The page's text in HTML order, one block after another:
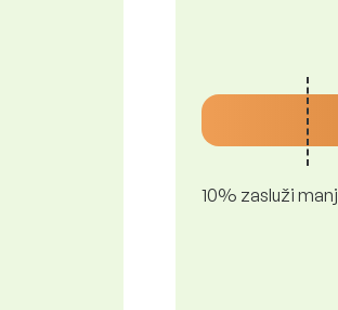
10% zasluži manj